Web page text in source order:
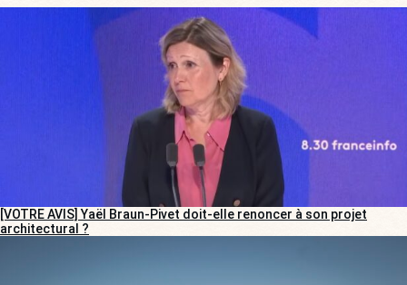
[VOTRE AVIS] Yaël Braun-Pivet doit-elle renoncer à son projet
architectural ?